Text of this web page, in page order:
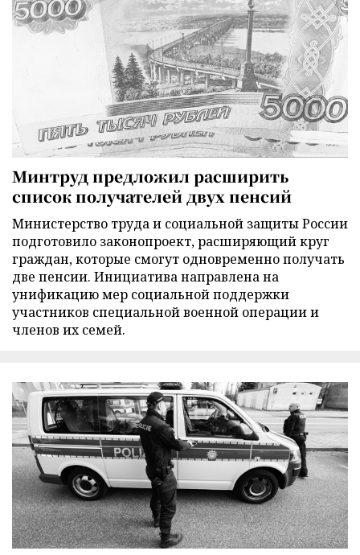
Минтруд предложил расширить
список получателей двух пенсий
Министерство труда и социальной защиты России
подготовило законопроект, расширяющий круг
граждан, которые смогут одновременно получать
две пенсии. Инициатива направлена на
унификацию мер социальной поддержки
участников специальной военной операции и
членов их семей.